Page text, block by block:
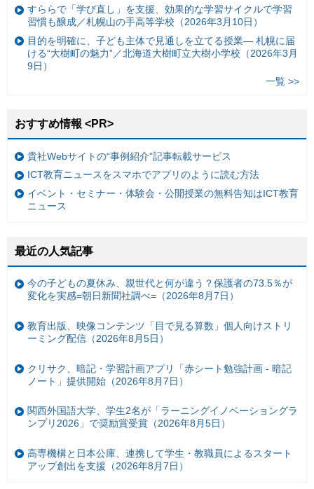
すららで「学び直し」を支援、効果的な学習サイクルで学習
習慣も醸成／札幌山の手高等学校（2026年3月10日）
目的を明確に、子ども主体で見通しを立てる授業— 札幌に届
ける“大樹町の魅力”／北海道大樹町立大樹小学校（2026年3月
9日）
一覧 >>
おすすめ情報 <PR>
貴社Webサイトの“事例紹介”記事転載サービス
ICT教育ニュースをスマホでアプリのように読む方法
イベント・セミナー・体験会・公開授業の無料告知はICT教育
ニュース
最近の人気記事
今の子どもの夏休み、親世代と何が違う？保護者の73.5％が
変化を実感=朝日新聞社調べ=（2026年8月7日）
教育出版、映像コンテンツ「目で見る算数」個人向けストリ
ーミング配信（2026年8月5日）
クリサク、暗記・学習計画アプリ「赤シート勉強計画 - 暗記
ノート」提供開始（2026年8月7日）
関西外国語大学、学生2名が「ラーニングイノベーショングラ
ンプリ2026」で奨励賞受賞（2026年8月5日）
高専機構と日本公庫、連携して学生・教職員によるスタート
アップ創出を支援（2026年8月7日）